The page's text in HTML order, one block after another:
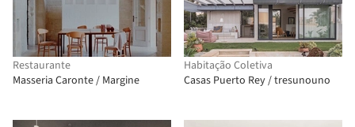
Restaurante
Masseria Caronte / Margine
Habitação Coletiva
Casas Puerto Rey / tresunouno